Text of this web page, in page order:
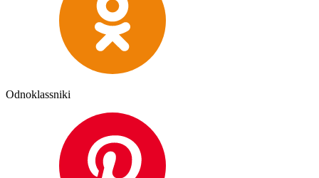
Odnoklassniki